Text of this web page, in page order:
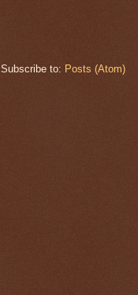
Subscribe to: Posts (Atom)